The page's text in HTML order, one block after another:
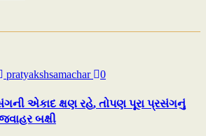
pratyakshsamachar 0
એકાદ ક્ષણ રહે, તોપણ પૂરા પ્રસંગનું
બક્ષી